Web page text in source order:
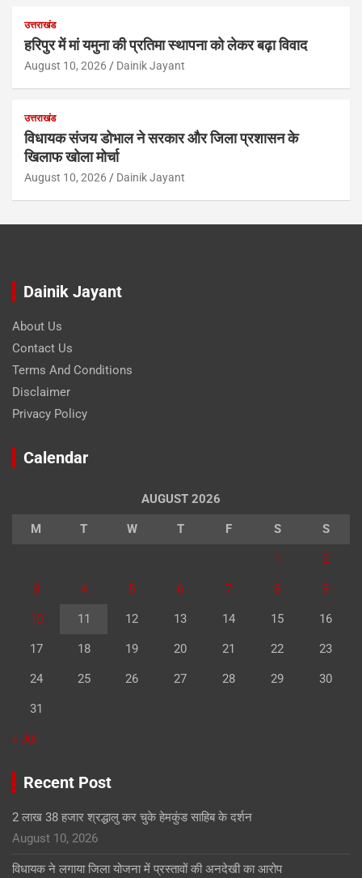
उत्तराखंड
हरिपुर में मां यमुना की प्रतिमा स्थापना को लेकर बढ़ा विवाद
August 10, 2026 Dainik Jayant
उत्तराखंड
विधायक संजय डोभाल ने सरकार और जिला प्रशासन के
खिलाफ खोला मोर्चा
August 10, 2026 Dainik Jayant
Dainik Jayant
About Us
Contact Us
Terms And Conditions
Disclaimer
Privacy Policy
Calendar
AUGUST 2026
M T W T F S S
1 2
3 4 5 6 7 8 9
10 11 12 13 14 15 16
17 18 19 20 21 22 23
24 25 26 27 28 29 30
31
« Jul
Recent Post
2 लाख 38 हजार श्रद्धालु कर चुके हेमकुंड साहिब के दर्शन
August 10, 2026
विधायक ने लगाया जिला योजना में प्रस्तावों की अनदेखी का आरोप